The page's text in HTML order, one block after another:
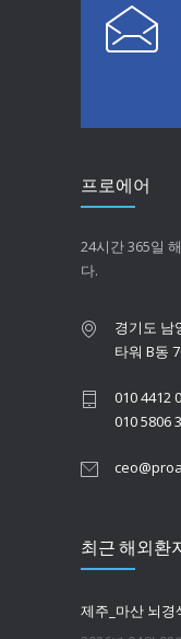
프로에어
24시간 365일
다.
경기도 남
타워 B동
010 4412
010 5806
최근 해외환
제주_마산 뇌경